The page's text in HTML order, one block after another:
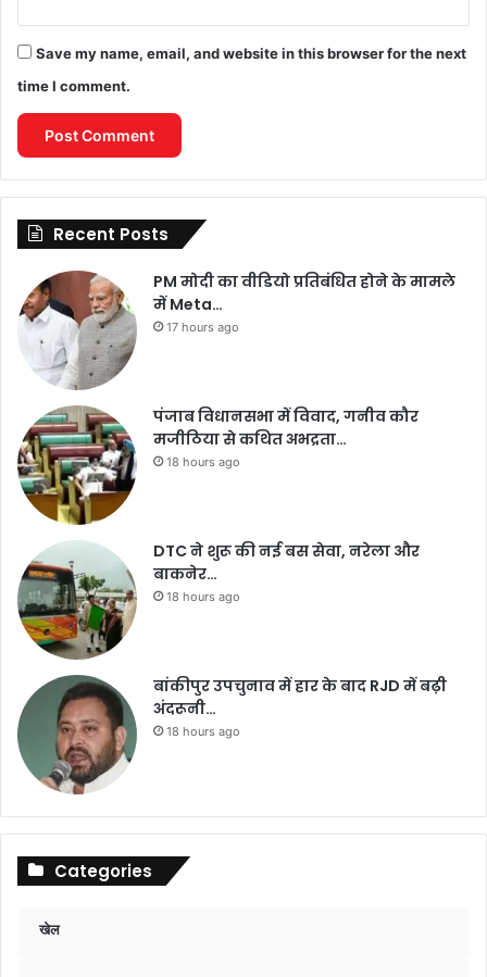
Save my name, email, and website in this browser for the next
time I comment.
Recent Posts
PM मोदी का वीडियो प्रतिबंधित होने के मामले
में Meta…
17 hours ago
पंजाब विधानसभा में विवाद, गनीव कौर
मजीठिया से कथित अभद्रता…
18 hours ago
DTC ने शुरू की नई बस सेवा, नरेला और
बाकनेर…
18 hours ago
बांकीपुर उपचुनाव में हार के बाद RJD में बढ़ी
अंदरूनी…
18 hours ago
Categories
खेल